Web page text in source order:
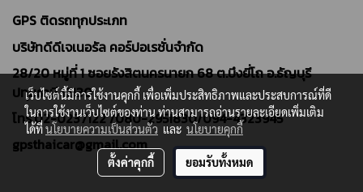
GPS ติดรถทุกประเภท
บริษัทดีดีเจเนอรัล คอร์ปอเรชั่นจำกัด
28/20 หมู่ที่ 1 ซอยรังสิตนครนายก 68 ต.บึงยี่โถ อ.ธัญบุรี
ปทุมธานี 12130
โทร.02-0237122 /080-2951830/094-4323945
gpsthaicar@gmail.com
เว็บไซต์นี้มีการใช้งานคุกกี้ เพื่อเพิ่มประสิทธิภาพและประสบการณ์ที่ดี
ในการใช้งานเว็บไซต์ของท่าน ท่านสามารถอ่านรายละเอียดเพิ่มเติม
ได้ที่นโยบายความเป็นส่วนตัว และ นโยบายคุกกี้
ตั้งค่าคุกกี้ ยอมรับทั้งหมด